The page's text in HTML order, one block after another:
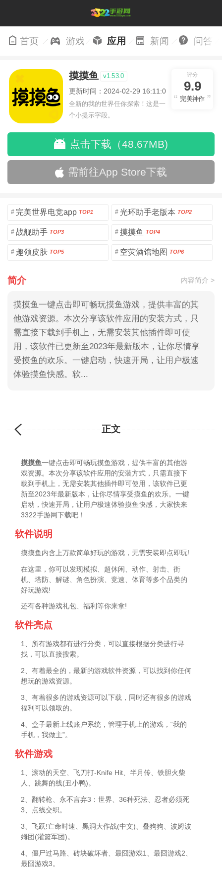
首页 游戏 应用 新闻 问答
摸摸鱼 v1.53.0
更新时间：2024-02-29 16:11:05
全新的我的世界任你探索！这是一
个小提示字段。
评分
9.9
完美神作
点击下载（48.67MB)
需前往App Store下载
# 完美世界电竞app TOP1 # 光环助手老版本 TOP2
# 战舰助手 TOP3 # 摸摸鱼 TOP4
# 趣领皮肤 TOP5 # 空荧酒馆地图 TOP6
简介 内容简介 >
摸摸鱼一键点击即可畅玩摸鱼游戏，提供丰富的其
他游戏资源。本次分享该软件应用的安装方式，只
需直接下载到手机上，无需安装其他插件即可使
用，该软件已更新至2023年最新版本，让你尽情享
受摸鱼的欢乐。一键启动，快速开局，让用户极速
体验摸鱼快感。软...
正文
摸摸鱼一键点击即可畅玩摸鱼游戏，提供丰富的其他游
戏资源。本次分享该软件应用的安装方式，只需直接下
载到手机上，无需安装其他插件即可使用，该软件已更
新至2023年最新版本，让你尽情享受摸鱼的欢乐。一键
启动，快速开局，让用户极速体验摸鱼快感，大家快来
3322手游网下载吧！
软件说明
摸摸鱼内含上万款简单好玩的游戏，无需安装即点即玩!
在这里，你可以发现模拟、超休闲、动作、射击、街
机、塔防、解谜、角色扮演、竞速、体育等多个品类的
好玩游戏!
还有各种游戏礼包、福利等你来拿!
软件亮点
1、所有游戏都有进行分类，可以直接根据分类进行寻
找，可以直接搜索。
2、有着最全的，最新的游戏软件资源，可以找到你任何
想玩的游戏资源。
3、有着很多的游戏资源可以下载，同时还有很多的游戏
福利可以领取的。
4、盒子最新上线账户系统，管理手机上的游戏，“我的
手机，我做主”。
软件游戏
1、滚动的天空、飞刀打-Knife Hit、半月传、铁胆火柴
人、跳舞的线(丑小鸭)。
2、翻转枪、永不言弃3：世界、36种死法、忍者必须死
3、点线交织。
3、飞跃!亡命时速、黑洞大作战(中文)、叠狗狗、波姆波
姆团(灌篮军团)。
4、僵尸过马路、砖块破坏者、最囧游戏1、最囧游戏2、
最囧游戏3。